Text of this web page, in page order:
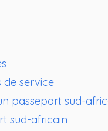
de service
passeport sud-
sud-africain